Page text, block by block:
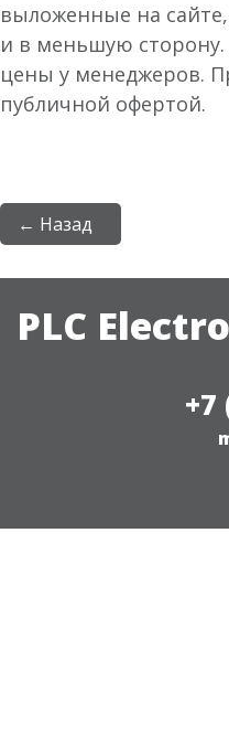
выложенные на
и в меньшую сторону.
цены у менеджеров.
публичной офертой.
← Назад
PLC Electro
+7